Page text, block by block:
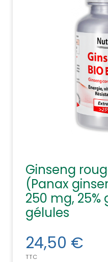
Ginseng
(Panax
250 mg,
gélules
24,50 €
TTC